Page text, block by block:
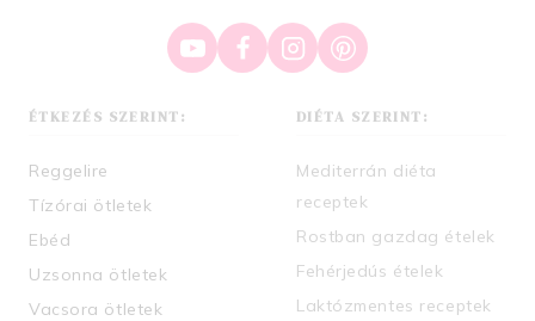
ÉTKEZÉS SZERINT:
Reggelire
Tízórai ötletek
Ebéd
Uzsonna ötletek
Vacsora ötletek
DIÉTA SZERINT:
Mediterrán diéta
receptek
Rostban gazdag ételek
Fehérjedús ételek
Laktózmentes receptek